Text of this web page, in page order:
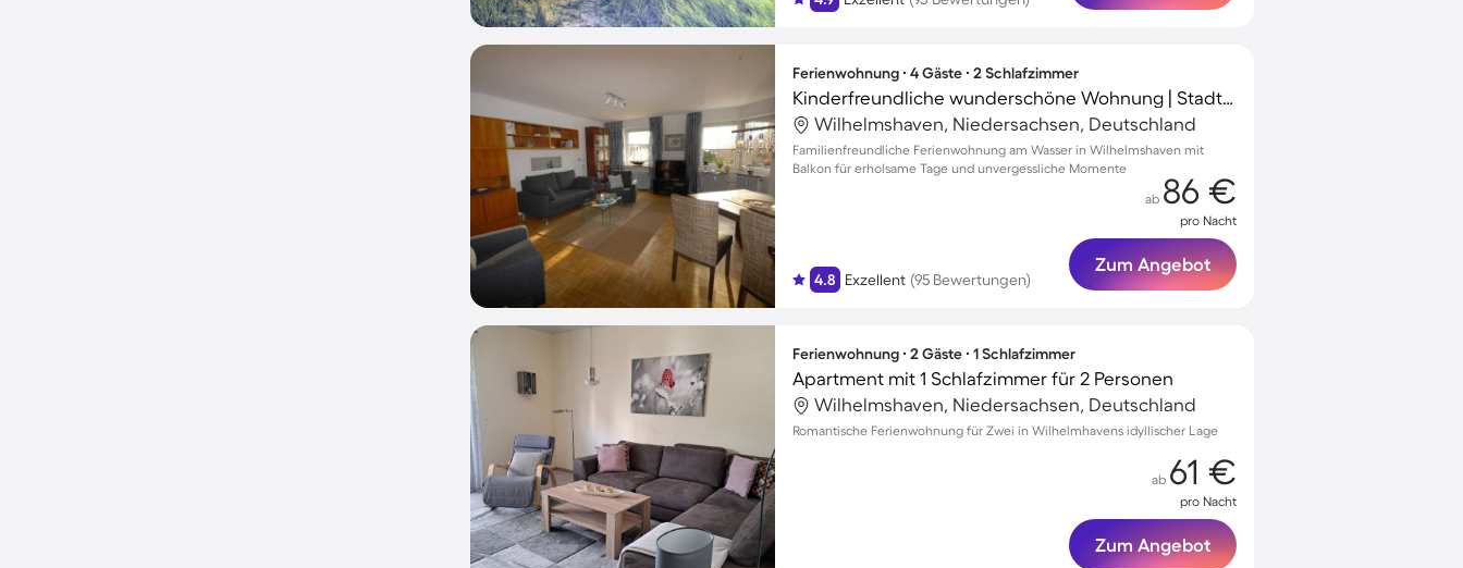
Ferienwohnung ∙ 4 Gäste ∙ 2 Schlafzimmer
Kinderfreundliche wunderschöne Wohnung | Stadtblick | Perfekt für die Arbeit von Zuhause
Wilhelmshaven, Niedersachsen, Deutschland
Familienfreundliche Ferienwohnung am Wasser in Wilhelmshaven mit
Balkon für erholsame Tage und unvergessliche Momente
4.8 Exzellent (95 Bewertungen)
ab 86 €
pro Nacht
Zum Angebot
Ferienwohnung ∙ 2 Gäste ∙ 1 Schlafzimmer
Apartment mit 1 Schlafzimmer für 2 Personen
Wilhelmshaven, Niedersachsen, Deutschland
Romantische Ferienwohnung für Zwei in Wilhelmhavens idyllischer Lage
ab 61 €
pro Nacht
Zum Angebot